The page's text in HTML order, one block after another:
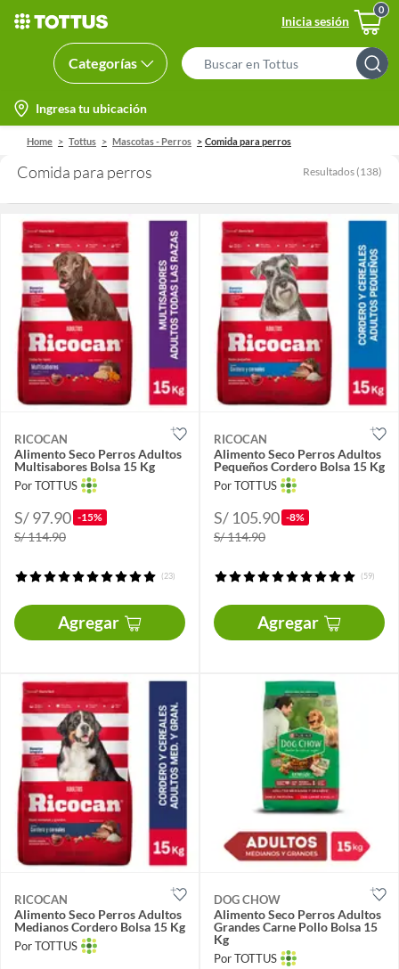
Inicia sesión
Categorías
Search
Bar
location-
icon
Ingresa tu ubicación
Home Tottus Mascotas - Perros Comida para perros
Comida para perros Resultados (138)
RICOCAN
Alimento Seco Perros Adultos
Multisabores Bolsa 15 Kg
Por TOTTUS
S/ 97.90 -15%
S/ 114.90
(23)
Agregar
RICOCAN
Alimento Seco Perros Adultos
Pequeños Cordero Bolsa 15 Kg
Por TOTTUS
S/ 105.90 -8%
S/ 114.90
(59)
Agregar
RICOCAN
Alimento Seco Perros Adultos
Medianos Cordero Bolsa 15 Kg
Por TOTTUS
DOG CHOW
Alimento Seco Perros Adultos
Grandes Carne Pollo Bolsa 15
Kg
Por TOTTUS